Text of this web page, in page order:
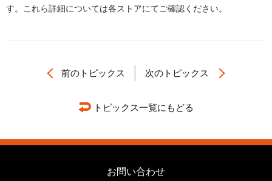
す。これら詳細については各ストアにてご確認ください。
前のトピックス 次のトピックス
トピックス一覧にもどる
お問い合わせ